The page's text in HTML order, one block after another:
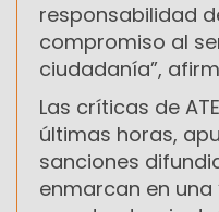
responsabilidad
compromiso al
ciudadanía”,
Las críticas de
últimas horas,
sanciones
enmarcan en una